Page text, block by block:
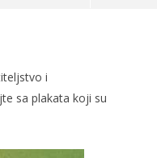
i
sa plakata koji su